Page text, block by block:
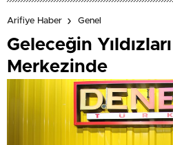
Arifiye Haber Genel
Geleceğin
Merkezinde